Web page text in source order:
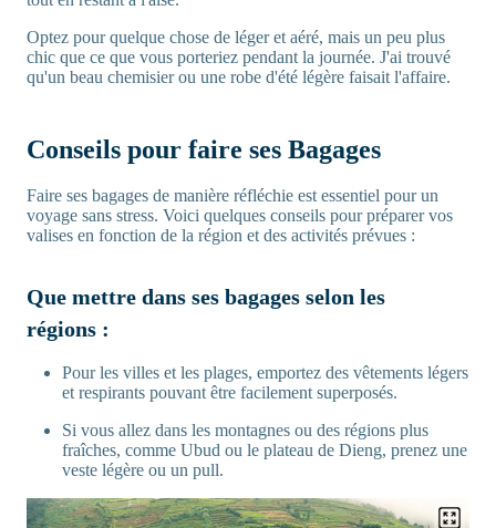
Optez pour quelque chose de léger et aéré, mais un peu plus
chic que ce que vous porteriez pendant la journée. J'ai trouvé
qu'un beau chemisier ou une robe d'été légère faisait l'affaire.
Conseils pour faire ses Bagages
Faire ses bagages de manière réfléchie est essentiel pour un
voyage sans stress. Voici quelques conseils pour préparer vos
valises en fonction de la région et des activités prévues :
Que mettre dans ses bagages selon les
régions :
Pour les villes et les plages, emportez des vêtements légers
et respirants pouvant être facilement superposés.
Si vous allez dans les montagnes ou des régions plus
fraîches, comme Ubud ou le plateau de Dieng, prenez une
veste légère ou un pull.